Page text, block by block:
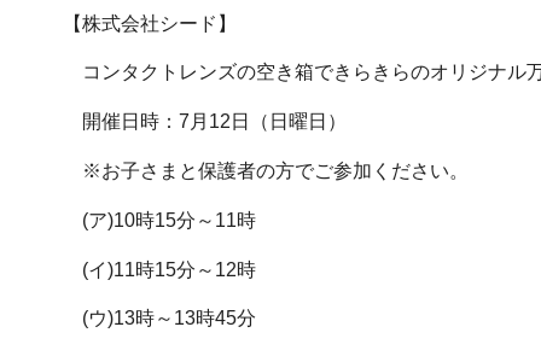
【株式会社シード】
コンタクトレンズの空き箱できらきらのオリジナル
開催日時：7月12日（日曜日）
※お子さまと保護者の方でご参加ください。
(ア)10時15分～11時
(イ)11時15分～12時
(ウ)13時～13時45分